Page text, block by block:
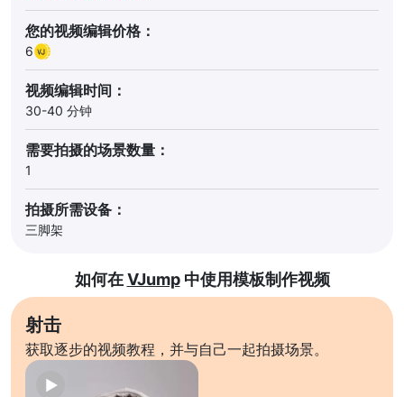
您的视频编辑价格：
6
视频编辑时间：
30-40 分钟
需要拍摄的场景数量：
1
拍摄所需设备：
三脚架
如何在VJump中使用模板制作视频
射击
获取逐步的视频教程，并与自己一起拍摄场景。